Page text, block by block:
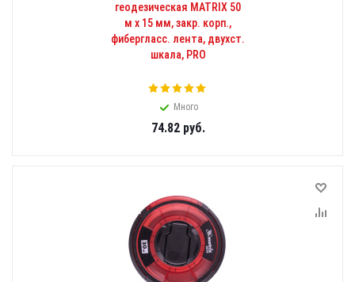
геодезическая MATRIX 50
м х 15 мм, закр. корп.,
фибергласс. лента, двухст.
шкала, PRO
Много
74.82руб.